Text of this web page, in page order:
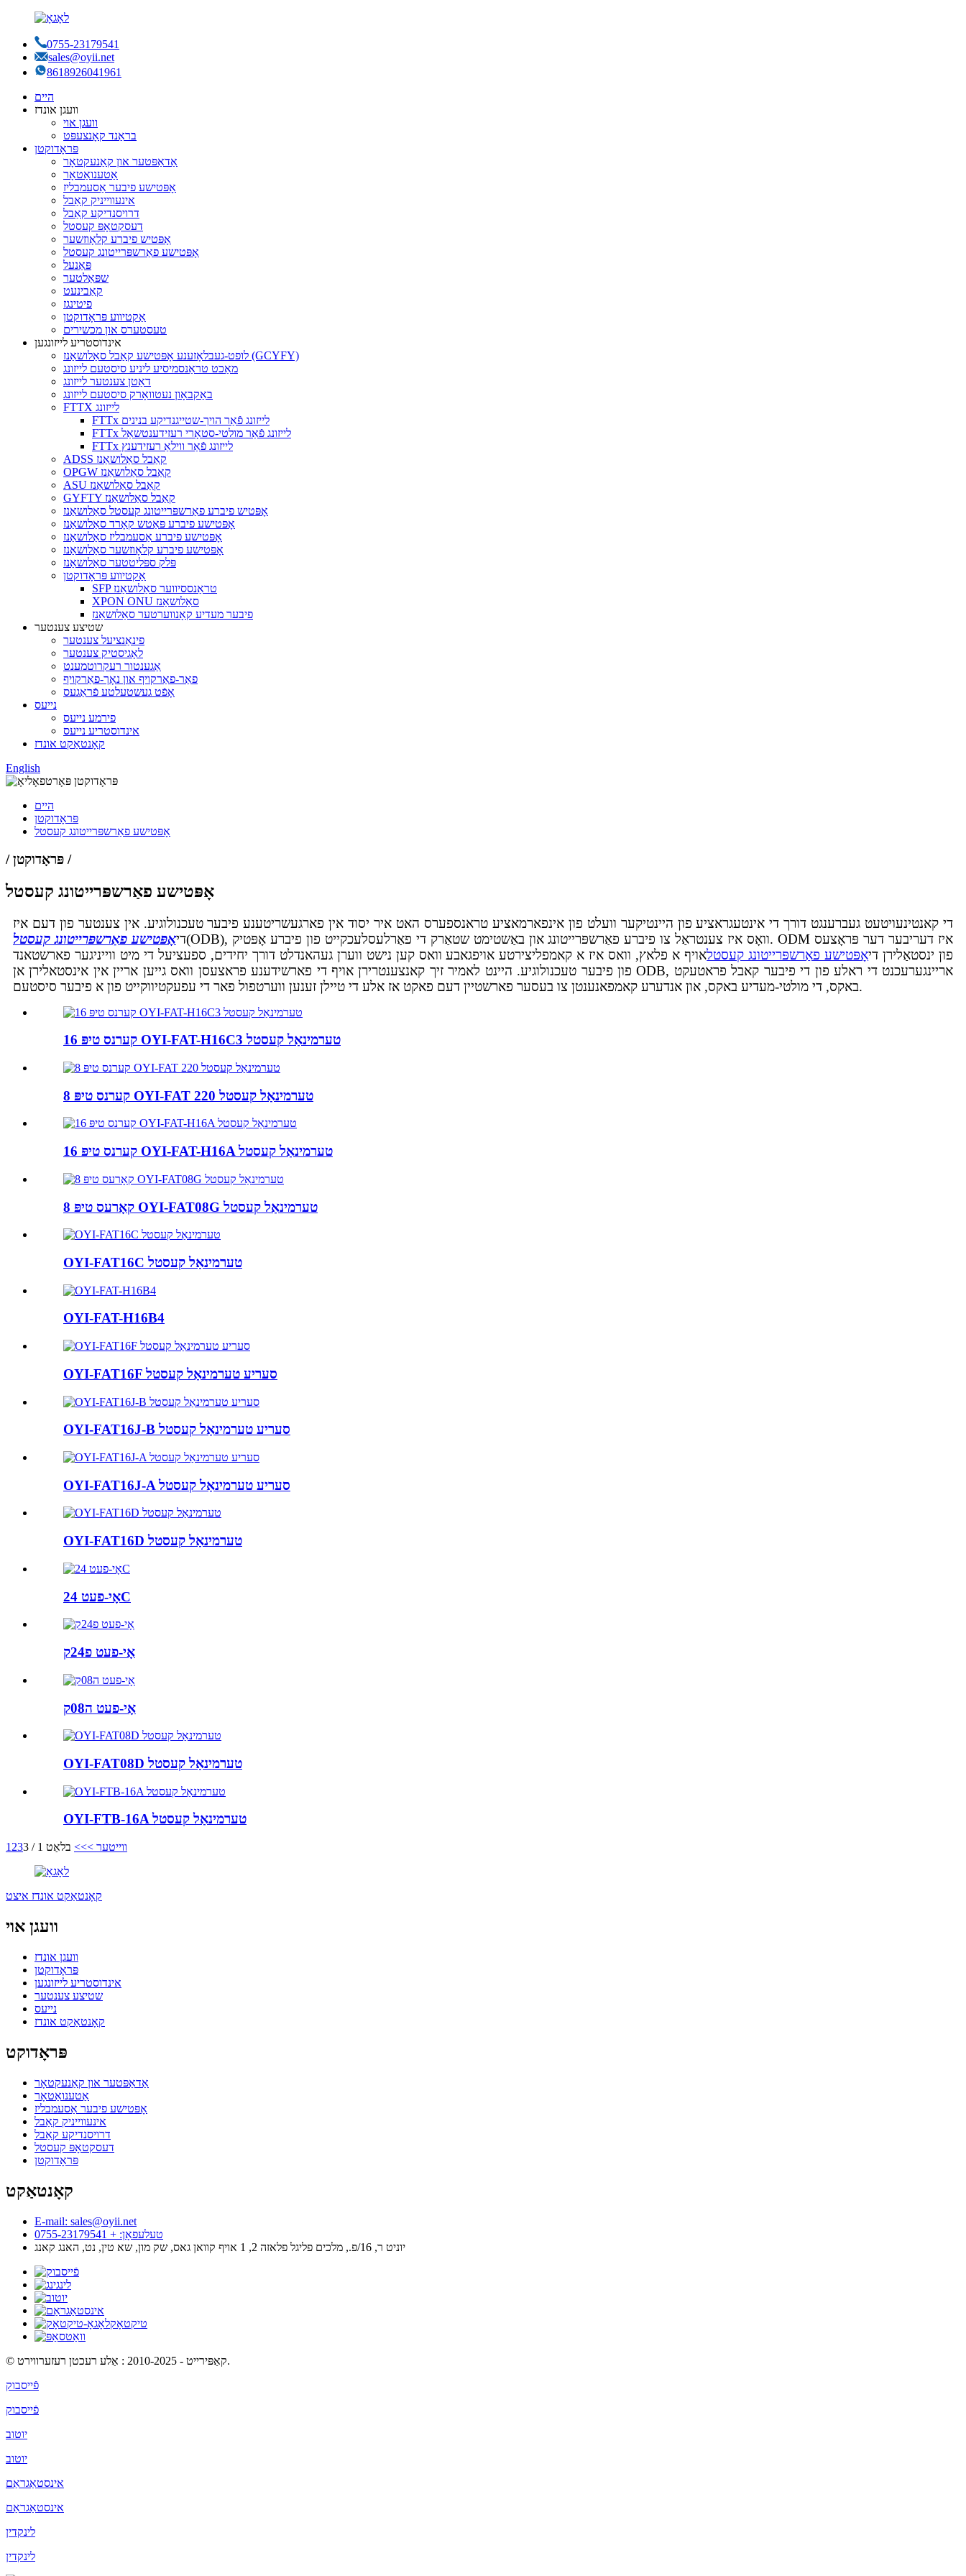
0755-23179541
sales@oyii.net
8618926041961
היים
וועגן אונדז
וועגן אוי
בראַנד קאָנצעפּט
פּראָדוקטן
אַדאַפּטער און קאַנעקטאָר
אַטענואַטאָר
אָפּטישע פיבער אַסעמבליז
אינעווייניק קאַבל
דרויסנדיקע קאַבל
דעסקטאָפּ קעסטל
אָפּטיש פיברע קלאָוזשער
אָפּטישע פאַרשפּרייטונג קעסטל
פּאַנעל
שפּאַלטער
קאַבינעט
פיטינגז
אַקטיווע פּראָדוקטן
טעסטערס און מכשירים
אינדוסטריע לייזונגען
לופט-געבלאָזענע אָפּטישע קאַבל סאַלושאַנז (GCYFY)
מאַכט טראַנסמיסיע ליניע סיסטעם לייזונג
דאַטן צענטער לייזונג
באַקבאָון נעטוואָרק סיסטעם לייזונג
FTTX לייזונג
FTTx לייזונג פֿאַר הויך-שטייגנדיקע בנינים
FTTx לייזונג פֿאַר מולטי-סטאָרי רעזידענטשאַל
FTTx לייזונג פֿאַר ווילאַ רעזידענץ
ADSS קאַבל סאַלושאַנז
OPGW קאַבל סאַלושאַנז
ASU קאַבל סאַלושאַנז
GYFTY קאַבל סאַלושאַנז
אָפּטיש פיברע פאַרשפּרייטונג קעסטל סאַלושאַנז
אָפּטישע פיברע פּאַטש קאָרד סאַלושאַנז
אָפּטישע פיברע אַסעמבליז סאַלושאַנז
אָפּטישע פיברע קלאָוזשער סאַלושאַנז
פּלק ספּליטטער סאַלושאַנז
אַקטיווע פּראָדוקטן
SFP טראַנססיווער סאַלושאַנז
XPON ONU סאַלושאַנז
פיבער מעדיע קאָנווערטער סאַלושאַנז
שטיצע צענטער
פינאַנציעל צענטער
לאָגיסטיק צענטער
אַגענטור רעקרוטמענט
פאַר-פאַרקויף און נאָך-פאַרקויף
אָפֿט געשטעלטע פֿראַגעס
נייעס
פירמע נייעס
אינדוסטריע נייעס
קאָנטאַקט אונדז
English
היים
פּראָדוקטן
אָפּטישע פאַרשפּרייטונג קעסטל
/ פּראָדוקטן /
אָפּטישע פאַרשפּרייטונג קעסטל
די קאנטינעויטעט געברענגט דורך די אינטעגראציע פון ​​היינטיקער וועלט פון אינפארמאציע טראנספערס האט איר יסוד אין פארגעשריטענע פיבער טעכנולוגיע. אין צענטער פון דעם איז
דיאָפּטישע פאַרשפּרייטונג קעסטל
(ODB), וואָס איז צענטראַל צו פיברע פאַרשפּרייטונג און באַשטימט שטאַרק די פאַרלעסלעכקייט פון פיברע אָפּטיק. ODM איז דעריבער דער פּראָצעס
פון ינסטאַלירן דיאָפּטישע פאַרשפּרייטונג קעסטלאויף א פלאץ, וואס איז א קאמפליצירטע אויפגאבע וואס קען נישט ווערן געהאנדלט דורך יחידים, ספעציעל די מיט ווייניגער פארשטאנד
פון פיבער טעכנולוגיע. היינט לאמיר זיך קאנצענטרירן אויף די פארשידענע פראצעסן וואס גייען אריין אין אינסטאלירן אן ODB, אריינגערעכנט די ראלע פון ​​די פיבער קאבל פראטעקט
באקס, די מולטי-מעדיע באקס, און אנדערע קאמפאנענטן צו בעסער פארשטיין דעם פאקט אז אלע די טיילן זענען ווערטפול פאר די עפעקטיווקייט פון א פיבער סיסטעם.
16 קערנס טיפּ OYI-FAT-H16C3 טערמינאַל קעסטל
8 קערנס טיפּ OYI-FAT 220 טערמינאַל קעסטל
16 קערנס טיפּ OYI-FAT-H16A טערמינאַל קעסטל
8 קאָרעס טיפּ OYI-FAT08G טערמינאַל קעסטל
OYI-FAT16C טערמינאַל קעסטל
OYI-FAT-H16B4
OYI-FAT16F סעריע טערמינאַל קעסטל
OYI-FAT16J-B סעריע טערמינאַל קעסטל
OYI-FAT16J-A סעריע טערמינאַל קעסטל
OYI-FAT16D טערמינאַל קעסטל
אָי-פעט 24C
אָי-פעט פ24ק
אָי-פעט ה08ק
OYI-FAT08D טערמינאַל קעסטל
OYI-FTB-16A טערמינאַל קעסטל
1 23 ווייטער >>> בלאַט 1 / 3
קאָנטאַקט אונדז איצט
וועגן אוי
וועגן אונדז
פּראָדוקטן
אינדוסטריע לייזונגען
שטיצע צענטער
נייעס
קאָנטאַקט אונדז
פּראָדוקט
אַדאַפּטער און קאַנעקטאָר
אַטענואַטאָר
אָפּטישע פיבער אַסעמבליז
אינעווייניק קאַבל
דרויסנדיקע קאַבל
דעסקטאָפּ קעסטל
פּראָדוקטן
קאָנטאַקט
E-mail: sales@oyii.net
טעלעפאָן: + 0755-23179541
יוניט ר, 16/פ., מלכים פליגל פלאזה 2, 1 אויף קוואן גאס, שק מון, שא טין, נט, האנג קאנג
© קאַפּירייט - 2010-2025 : אַלע רעכטן רעזערווירט.
פֿייסבוק
פֿייסבוק
יוטוב
יוטוב
אינסטאַגראַם
אינסטאַגראַם
לינקדין
לינקדין